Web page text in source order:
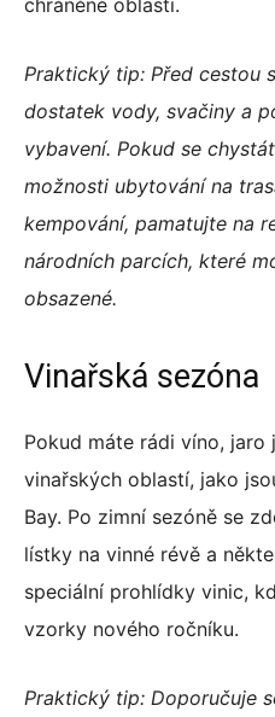
chráněné oblasti.
Praktický tip: Před cestou
dostatek vody, svačiny a
vybavení. Pokud se
možnosti ubytování na
kempování, pamatujte na
národních parcích, které
obsazené.
Vinařská sezóna
Pokud máte rádi víno, jaro
vinařských oblastí, jako
Bay. Po zimní sezóně se
lístky na vinné révě a
speciální prohlídky vinic,
vzorky nového ročníku.
Praktický tip: Doporučuje